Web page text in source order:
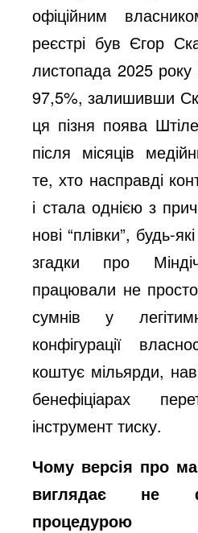
офіційним
реєстрі був Єгор
листопада 2025
97,5%, залишивши
ця пізня поява
після місяців
те, хто насправді
і стала однією з
нові “плівки”, будь-
згадки про
працювали не
сумнів у
конфігурації
коштує мільярди,
бенефіціарах
інструмент тиску.
Чому версія про
виглядає не
процедурою